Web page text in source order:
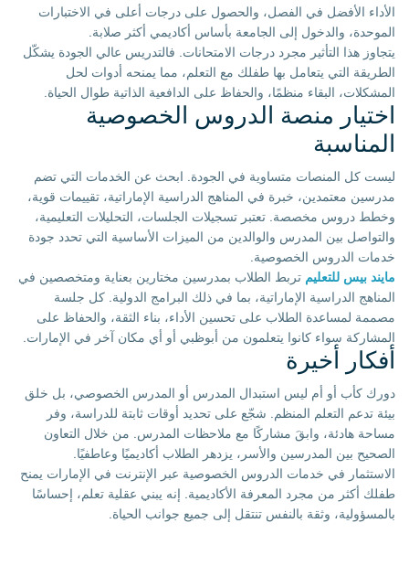
الأداء الأفضل في الفصل، والحصول على درجات أعلى في الاختبارات
الموحدة، والدخول إلى الجامعة بأساس أكاديمي أكثر صلابة.
يتجاوز هذا التأثير مجرد درجات الامتحانات. فالتدريس عالي الجودة يشكّل
الطريقة التي يتعامل بها طفلك مع التعلم، مما يمنحه أدوات لحل
المشكلات، البقاء منظمًا، والحفاظ على الدافعية الذاتية طوال الحياة.
اختيار منصة الدروس الخصوصية
المناسبة
ليست كل المنصات متساوية في الجودة. ابحث عن الخدمات التي تضم
مدرسين معتمدين، خبرة في المناهج الدراسية الإماراتية، تقييمات قوية،
وخطط دروس مخصصة. تعتبر تسجيلات الجلسات، التحليلات التعليمية،
والتواصل بين المدرس والوالدين من الميزات الأساسية التي تحدد جودة
خدمات الدروس الخصوصية.
مايند بيس للتعليمتربط الطلاب بمدرسين مختارين بعناية ومتخصصين في
المناهج الدراسية الإماراتية، بما في ذلك البرامج الدولية. كل جلسة
مصممة لمساعدة الطلاب على تحسين الأداء، بناء الثقة، والحفاظ على
المشاركة سواء كانوا يتعلمون من أبوظبي أو أي مكان آخر في الإمارات.
أفكار أخيرة
دورك كأب أو أم ليس استبدال المدرس أو المدرس الخصوصي، بل خلق
بيئة تدعم التعلم المنظم. شجّع على تحديد أوقات ثابتة للدراسة، وفر
مساحة هادئة، وابقَ مشاركًا مع ملاحظات المدرس. من خلال التعاون
الصحيح بين المدرسين والأسر، يزدهر الطلاب أكاديميًا وعاطفيًا.
الاستثمار في خدمات الدروس الخصوصية عبر الإنترنت في الإمارات يمنح
طفلك أكثر من مجرد المعرفة الأكاديمية. إنه يبني عقلية تعلم، إحساسًا
بالمسؤولية، وثقة بالنفس تنتقل إلى جميع جوانب الحياة.